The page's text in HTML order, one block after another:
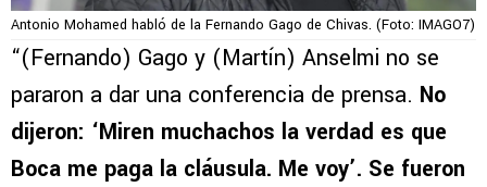
Antonio Mohamed habló de la Fernando Gago de Chivas. (Foto: IMAGO7)
“(Fernando) Gago y (Martín) Anselmi no se
pararon a dar una conferencia de prensa. No
dijeron: ‘Miren muchachos la verdad es que
Boca me paga la cláusula. Me voy’. Se fueron